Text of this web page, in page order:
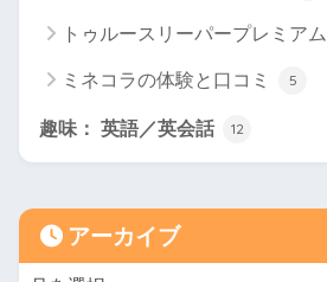
トゥルースリーパープレミアム
ミネコラの体験と口コミ 5
趣味： 英語／英会話 12
アーカイブ